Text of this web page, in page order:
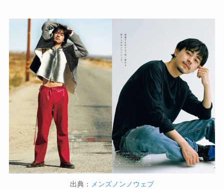
出典： メンズノンノウェブ